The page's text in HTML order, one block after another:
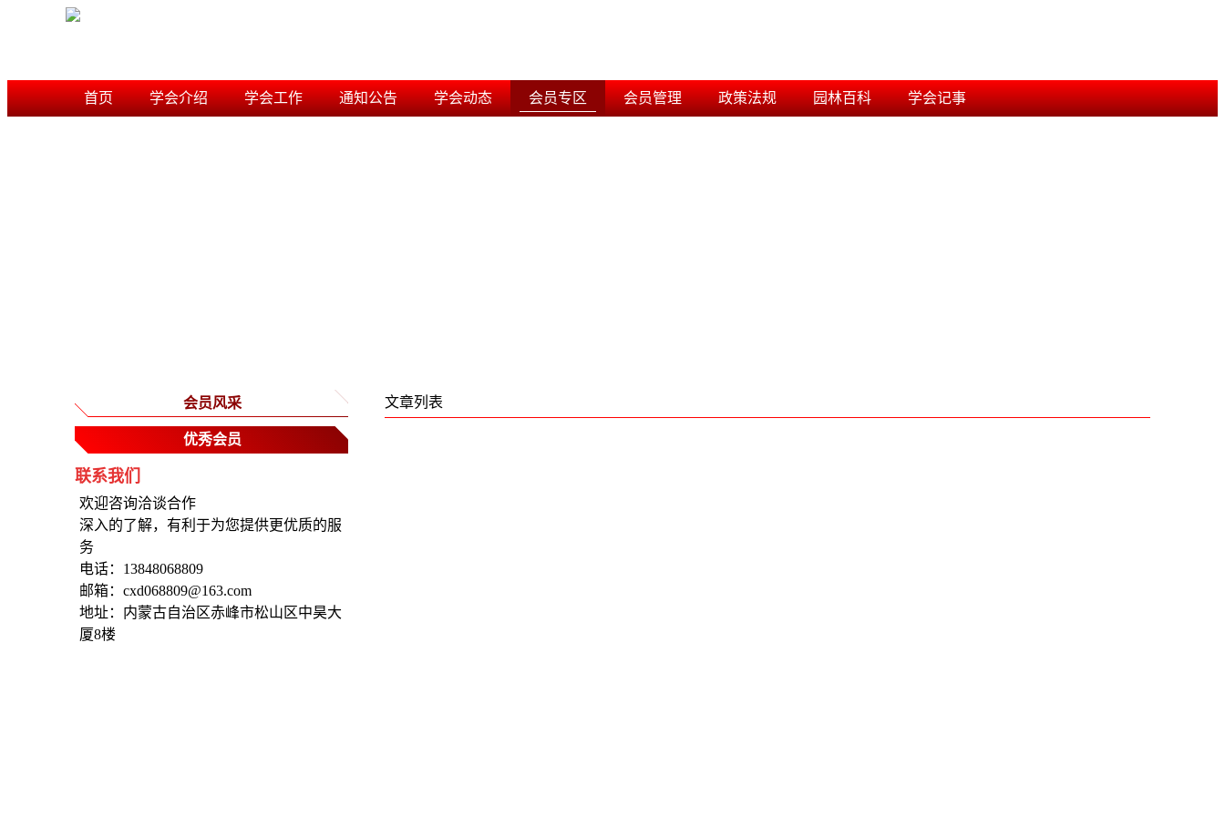
首页 学会介绍 学会工作 通知公告 学会动态 会员专区 会员管理 政策法规 园林百科 学会记事
会员风采
优秀会员
联系我们
欢迎咨询洽谈合作
深入的了解，有利于为您提供更优质的服
务
电话：13848068809
邮箱：cxd068809@163.com
地址：内蒙古自治区赤峰市松山区中昊大
厦8楼
文章列表